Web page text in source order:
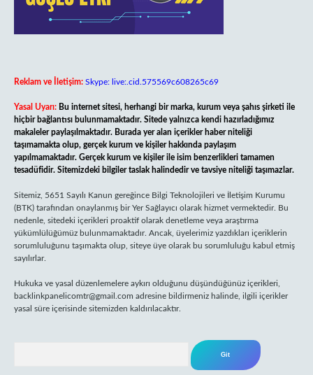
Reklam ve İletişim: Skype: live:.cid.575569c608265c69
Yasal Uyarı: Bu internet sitesi, herhangi bir marka, kurum veya şahıs şirketi ile
hiçbir bağlantısı bulunmamaktadır. Sitede yalnızca kendi hazırladığımız
makaleler paylaşılmaktadır. Burada yer alan içerikler haber niteliği
taşımamakta olup, gerçek kurum ve kişiler hakkında paylaşım
yapılmamaktadır. Gerçek kurum ve kişiler ile isim benzerlikleri tamamen
tesadüfidir. Sitemizdeki bilgiler taslak halindedir ve tavsiye niteliği taşımazlar.
Sitemiz, 5651 Sayılı Kanun gereğince Bilgi Teknolojileri ve İletişim Kurumu
(BTK) tarafından onaylanmış bir Yer Sağlayıcı olarak hizmet vermektedir. Bu
nedenle, sitedeki içerikleri proaktif olarak denetleme veya araştırma
yükümlülüğümüz bulunmamaktadır. Ancak, üyelerimiz yazdıkları içeriklerin
sorumluluğunu taşımakta olup, siteye üye olarak bu sorumluluğu kabul etmiş
sayılırlar.
Hukuka ve yasal düzenlemelere aykırı olduğunu düşündüğünüz içerikleri,
backlinkpanelicomtr@gmail.com adresine bildirmeniz halinde, ilgili içerikler
yasal süre içerisinde sitemizden kaldırılacaktır.